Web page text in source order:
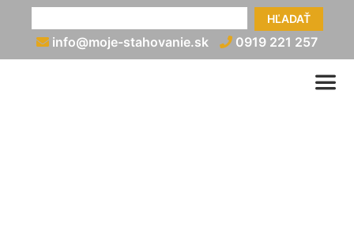
HĽADAŤ
info@moje-stahovanie.sk 0919 221 257